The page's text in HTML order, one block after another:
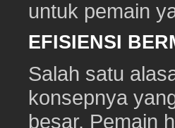
untuk pemain
EFISIENSI
Salah satu
konsepnya
besar. Pemain